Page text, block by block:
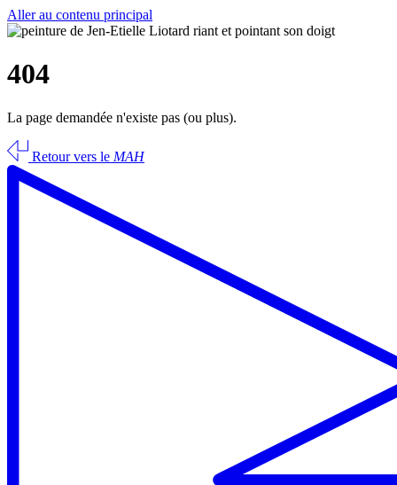
Aller au contenu principal
404
La page demandée n'existe pas (ou plus).
Retour vers le MAH